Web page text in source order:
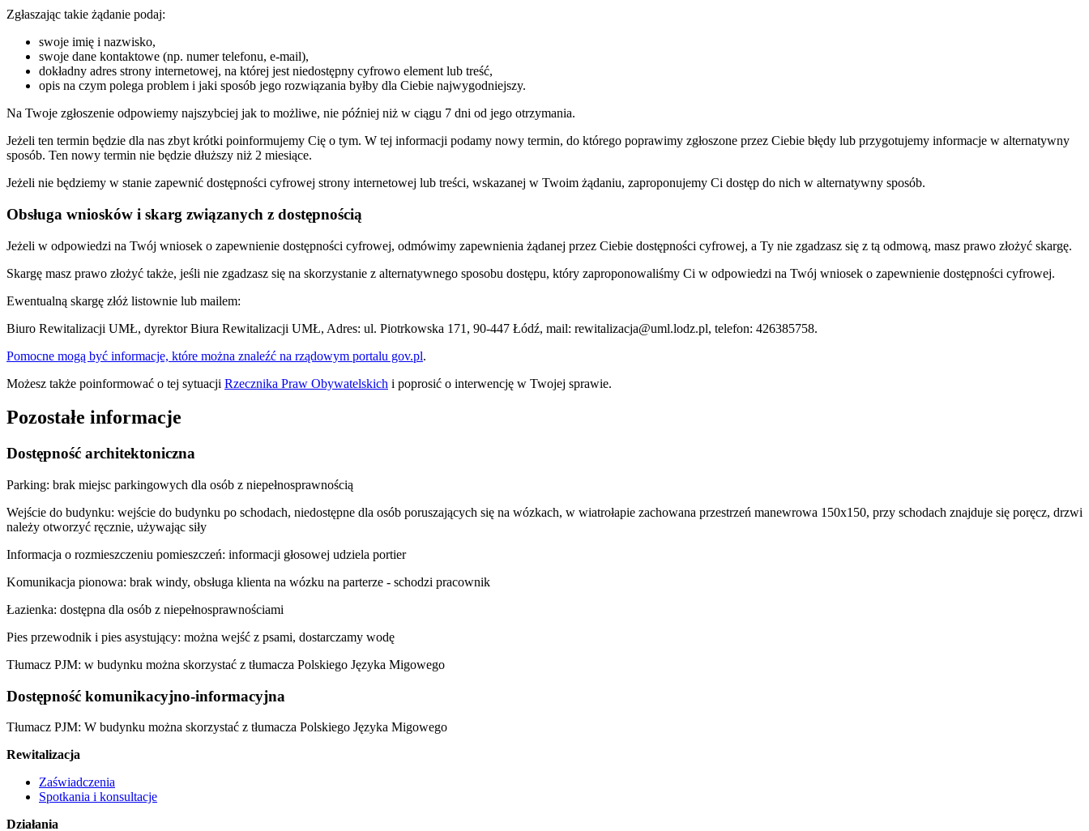
Zgłaszając takie żądanie podaj:
swoje imię i nazwisko,
swoje dane kontaktowe (np. numer telefonu, e-mail),
dokładny adres strony internetowej, na której jest niedostępny cyfrowo element lub treść,
opis na czym polega problem i jaki sposób jego rozwiązania byłby dla Ciebie najwygodniejszy.
Na Twoje zgłoszenie odpowiemy najszybciej jak to możliwe, nie później niż w ciągu 7 dni od jego otrzymania.
Jeżeli ten termin będzie dla nas zbyt krótki poinformujemy Cię o tym. W tej informacji podamy nowy termin, do którego poprawimy zgłoszone przez Ciebie błędy lub przygotujemy informacje w alternatywny
sposób. Ten nowy termin nie będzie dłuższy niż 2 miesiące.
Jeżeli nie będziemy w stanie zapewnić dostępności cyfrowej strony internetowej lub treści, wskazanej w Twoim żądaniu, zaproponujemy Ci dostęp do nich w alternatywny sposób.
Obsługa wniosków i skarg związanych z dostępnością
Jeżeli w odpowiedzi na Twój wniosek o zapewnienie dostępności cyfrowej, odmówimy zapewnienia żądanej przez Ciebie dostępności cyfrowej, a Ty nie zgadzasz się z tą odmową, masz prawo złożyć skargę.
Skargę masz prawo złożyć także, jeśli nie zgadzasz się na skorzystanie z alternatywnego sposobu dostępu, który zaproponowaliśmy Ci w odpowiedzi na Twój wniosek o zapewnienie dostępności cyfrowej.
Ewentualną skargę złóż listownie lub mailem:
Biuro Rewitalizacji UMŁ, dyrektor Biura Rewitalizacji UMŁ, Adres: ul. Piotrkowska 171, 90-447 Łódź, mail: rewitalizacja@uml.lodz.pl, telefon: 426385758.
Pomocne mogą być informacje, które można znaleźć na rządowym portalu gov.pl.
Możesz także poinformować o tej sytuacji Rzecznika Praw Obywatelskich i poprosić o interwencję w Twojej sprawie.
Pozostałe informacje
Dostępność architektoniczna
Parking: brak miejsc parkingowych dla osób z niepełnosprawnością
Wejście do budynku: wejście do budynku po schodach, niedostępne dla osób poruszających się na wózkach, w wiatrołapie zachowana przestrzeń manewrowa 150x150, przy schodach znajduje się poręcz, drzwi
należy otworzyć ręcznie, używając siły
Informacja o rozmieszczeniu pomieszczeń: informacji głosowej udziela portier
Komunikacja pionowa: brak windy, obsługa klienta na wózku na parterze - schodzi pracownik
Łazienka: dostępna dla osób z niepełnosprawnościami
Pies przewodnik i pies asystujący: można wejść z psami, dostarczamy wodę
Tłumacz PJM: w budynku można skorzystać z tłumacza Polskiego Języka Migowego
Dostępność komunikacyjno-informacyjna
Tłumacz PJM: W budynku można skorzystać z tłumacza Polskiego Języka Migowego
Rewitalizacja
Zaświadczenia
Spotkania i konsultacje
Działania